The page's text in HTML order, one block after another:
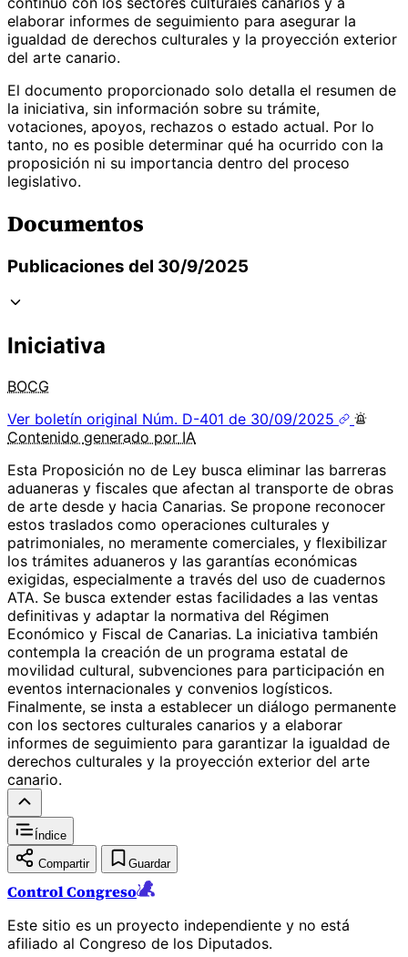
elaborar informes de seguimiento para asegurar la
igualdad de derechos culturales y la proyección exterior
del arte canario.
El documento proporcionado solo detalla el resumen de
la iniciativa, sin información sobre su trámite,
votaciones, apoyos, rechazos o estado actual. Por lo
tanto, no es posible determinar qué ha ocurrido con la
proposición ni su importancia dentro del proceso
legislativo.
Documentos
Publicaciones del 30/9/2025
Iniciativa
BOCG
Ver boletín original Núm. D-401 de 30/09/2025
Contenido generado por IA
Esta Proposición no de Ley busca eliminar las barreras
aduaneras y fiscales que afectan al transporte de obras
de arte desde y hacia Canarias. Se propone reconocer
estos traslados como operaciones culturales y
patrimoniales, no meramente comerciales, y flexibilizar
los trámites aduaneros y las garantías económicas
exigidas, especialmente a través del uso de cuadernos
ATA. Se busca extender estas facilidades a las ventas
definitivas y adaptar la normativa del Régimen
Económico y Fiscal de Canarias. La iniciativa también
contempla la creación de un programa estatal de
movilidad cultural, subvenciones para participación en
eventos internacionales y convenios logísticos.
Finalmente, se insta a establecer un diálogo permanente
con los sectores culturales canarios y a elaborar
informes de seguimiento para garantizar la igualdad de
derechos culturales y la proyección exterior del arte
canario.
Índice
Compartir Guardar
Control Congreso
Este sitio es un proyecto independiente y no está
afiliado al Congreso de los Diputados.